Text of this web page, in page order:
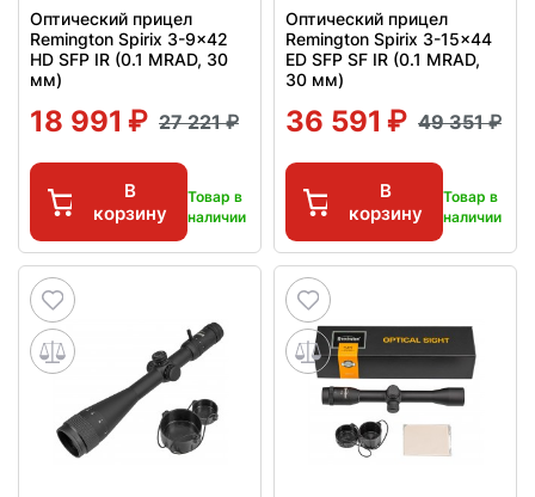
Оптический прицел
Remington Spirix 3-9x42
HD SFP IR (0.1 MRAD, 30
мм)
18 991 27 221
В
корзину
Товар в
наличии
Оптический прицел
Remington Spirix 3-15x44
ED SFP SF IR (0.1 MRAD,
30 мм)
36 591 49 351
В
корзину
Товар в
наличии